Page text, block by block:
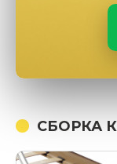
СБОРКА